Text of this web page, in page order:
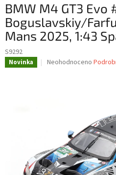
BMW M4 GT3 Evo
Boguslavskiy/
Mans 2025, 1:43
S9292
Novinka
Průměrné
Neohodnoceno